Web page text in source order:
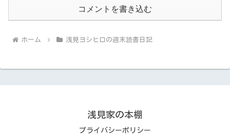
コメントを書き込む
ホーム 浅見ヨシヒロの週末読書日記
浅見家の本棚
プライバシーポリシー